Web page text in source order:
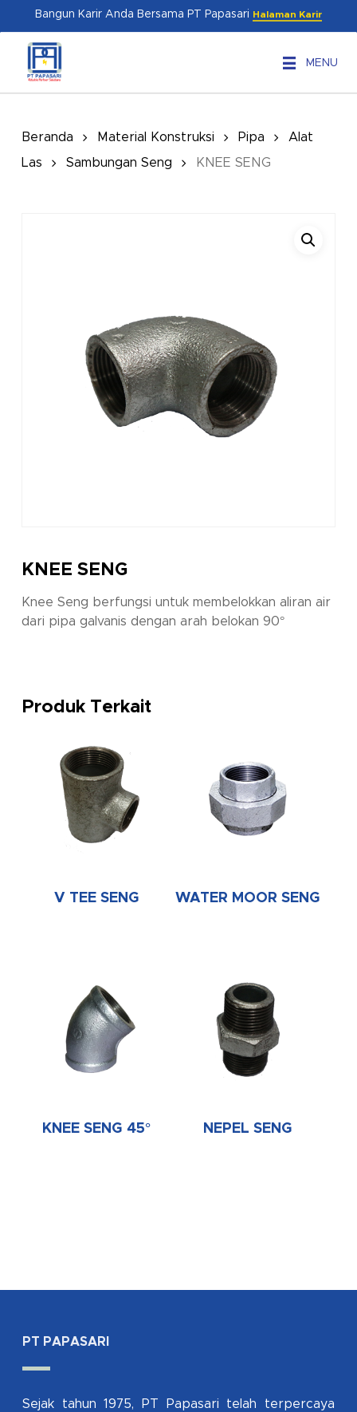
content
Bangun Karir Anda Bersama PT Papasari Halaman Karir
MENU
Beranda Material Konstruksi Pipa
Alat
Las
Sambungan Seng KNEE SENG
KNEE SENG
Knee Seng berfungsi untuk membelokkan aliran air
dari pipa galvanis dengan arah belokan 90°
Produk Terkait
V TEE SENG WATER MOOR SENG
KNEE SENG 45° NEPEL SENG
PT PAPASARI
Sejak tahun 1975, PT Papasari telah terpercaya
Menu